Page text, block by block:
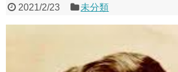
2021/2/23 未分類